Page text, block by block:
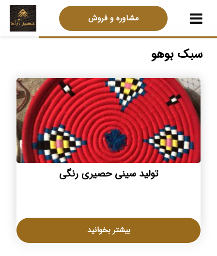
مشاوره و فروش
سبک بوهو
تولید سینی حصیری رنگی
بیشتر بخوانید